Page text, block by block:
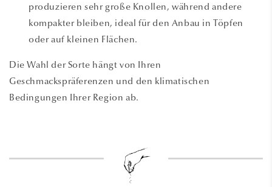
produzieren sehr große Knollen, während andere
kompakter bleiben, ideal für den Anbau in Töpfen
oder auf kleinen Flächen.
Die Wahl der Sorte hängt von Ihren
Geschmackspräferenzen und den klimatischen
Bedingungen Ihrer Region ab.